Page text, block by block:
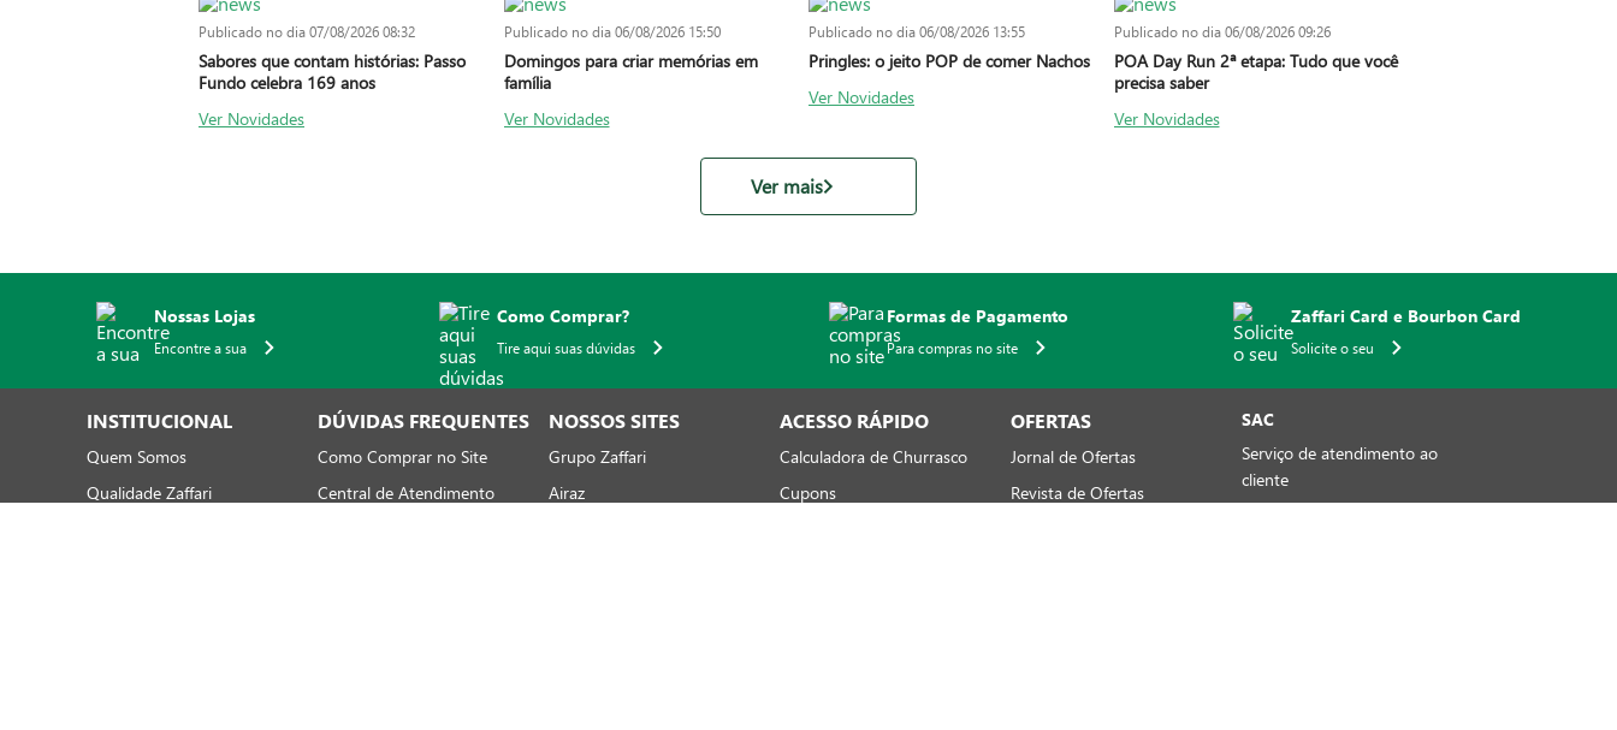
Publicado no dia07/08/2026 08:32
Sabores que contam histórias: Passo
Fundo celebra 169 anos
Ver Novidades
Publicado no dia06/08/2026 15:50
Domingos para criar memórias em
família
Ver Novidades
Publicado no dia06/08/2026 13:55
Pringles: o jeito POP de comer Nachos
Ver Novidades
Publicado no dia06/08/2026 09:26
POA Day Run 2ª etapa: Tudo que você
precisa saber
Ver Novidades
Ver mais
Nossas Lojas
Encontre a sua
Como Comprar?
Tire aqui suas dúvidas
Formas de Pagamento
Para compras no site
Zaffari Card e Bourbon Card
Solicite o seu
INSTITUCIONAL
Quem Somos
Qualidade Zaffari
DÚVIDAS FREQUENTES
Como Comprar no Site
Central de Atendimento
NOSSOS SITES
Grupo Zaffari
Airaz
ACESSO RÁPIDO
Calculadora de Churrasco
Cupons
OFERTAS
Jornal de Ofertas
Revista de Ofertas
SAC
Serviço de atendimento ao
cliente